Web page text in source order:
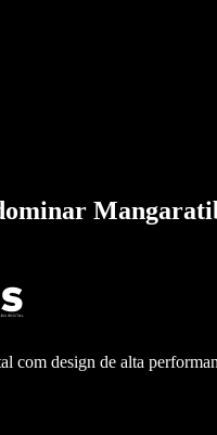
com design de alta